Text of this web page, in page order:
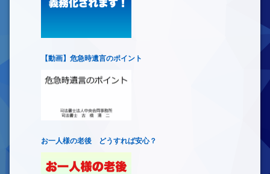
【動画】危急時遺言のポイント
お一人様の老後 どうすれば安心？